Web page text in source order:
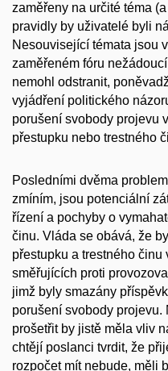
zaměřeny na určité téma
pravidly by uživatelé byli
Nesouvisející témata jsou
zaměřeném fóru
nemohl odstranit,
vyjádření politického
porušení svobody projevu
přestupku nebo trestného
Posledními dvěma
zmíním, jsou potenciální
řízení a pochyby o
činu. Vláda se obává, že
přestupku a trestného
směřujících proti
jimž byly smazány
porušení svobody projevu.
prošetřit by jistě měla vliv
chtějí poslanci tvrdit, že
rozpočet mít nebude, měli